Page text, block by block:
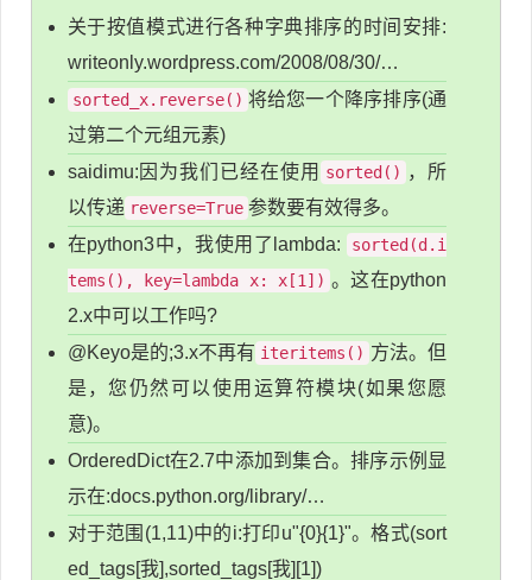
关于按值模式进行各种字典排序的时间安排:
writeonly.wordpress.com/2008/08/30/…
sorted_x.reverse() 将给您一个降序排序(通
过第二个元组元素)
saidimu:因为我们已经在使用 sorted() ，所
以传递 reverse=True 参数要有效得多。
在python3中，我使用了lambda:
sorted(d.i
tems(), key=lambda x: x[1]) 。这在python
2.x中可以工作吗?
@Keyo是的;3.x不再有 iteritems() 方法。但
是，您仍然可以使用运算符模块(如果您愿
意)。
OrderedDict在2.7中添加到集合。排序示例显
示在:docs.python.org/library/…
对于范围(1,11)中的i:打印u"{0}{1}"。格式(sort
ed_tags[我],sorted_tags[我][1])